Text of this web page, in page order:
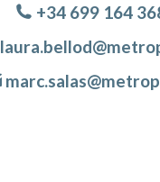
+34 699 164